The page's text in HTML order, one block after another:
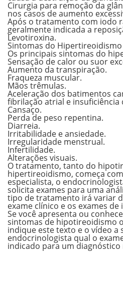
Cirurgia para remoção da
nos casos de aumento
Após o tratamento com iodo
geralmente indicada a
Levotiroxina.
Sintomas do Hipertireoidismo
Os principais sintomas do
Sensação de calor ou suor
Aumento da transpiração.
Fraqueza muscular.
Mãos trêmulas.
Aceleração dos batimentos
fibrilação atrial e insuficiência
Cansaço.
Perda de peso repentina.
Diarreia.
Irritabilidade e ansiedade.
Irregularidade menstrual.
Infertilidade.
Alterações visuais.
O tratamento, tanto do
hipertireoidismo, começa
especialista, o
solicita exames para uma
tipo de tratamento irá variar
exame clínico e os exames
Se você apresenta ou
sintomas de hipotireoidismo
indique este texto e o vídeo a
endocrinologista qual o
indicado para um diagnóstico